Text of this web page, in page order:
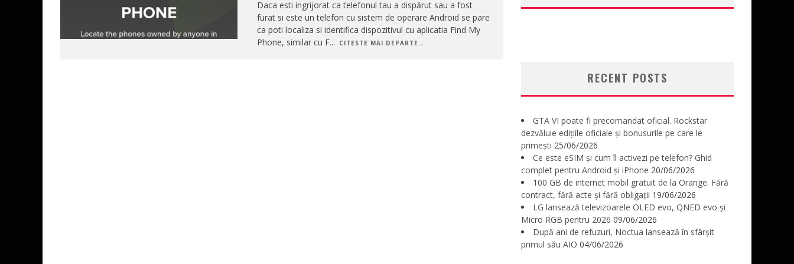
Daca esti ingrijorat ca telefonul tau a dispărut sau a fost
furat si este un telefon cu sistem de operare Android se pare
ca poti localiza si identifica dispozitivul cu aplicatia Find My
Phone, similar cu F... CITESTE MAI DEPARTE...
RECENT POSTS
GTA VI poate fi precomandat oficial. Rockstar
dezvăluie edițiile oficiale și bonusurile pe care le
primești 25/06/2026
Ce este eSIM și cum îl activezi pe telefon? Ghid
complet pentru Android și iPhone 20/06/2026
100 GB de internet mobil gratuit de la Orange. Fără
contract, fără acte și fără obligații 19/06/2026
LG lansează televizoarele OLED evo, QNED evo și
Micro RGB pentru 2026 09/06/2026
După ani de refuzuri, Noctua lansează în sfârșit
primul său AIO 04/06/2026